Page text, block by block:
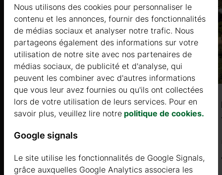
KALMIA (68mm + Bardage), 105㎡
57989 €
Nous utilisons des cookies pour personnaliser le
contenu et les annonces, fournir des fonctionnalités
de médias sociaux et analyser notre trafic. Nous
partageons également des informations sur votre
utilisation de notre site avec nos partenaires de
médias sociaux, de publicité et d'analyse, qui
peuvent les combiner avec d'autres informations
que vous leur avez fournies ou qu'ils ont collectées
lors de votre utilisation de leurs services. Pour en
savoir plus, veuillez lire notre politique de cookies.
Google signals
Le site utilise les fonctionnalités de Google Signals,
grâce auxquelles Google Analytics associera les